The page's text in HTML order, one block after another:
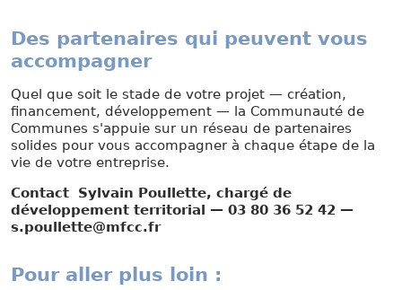
Des partenaires qui peuvent vous
accompagner
Quel que soit le stade de votre projet — création,
financement, développement — la Communauté de
Communes s'appuie sur un réseau de partenaires
solides pour vous accompagner à chaque étape de la
vie de votre entreprise.
Contact Sylvain Poullette, chargé de
développement territorial — 03 80 36 52 42 —
s.poullette@mfcc.fr
Pour aller plus loin :